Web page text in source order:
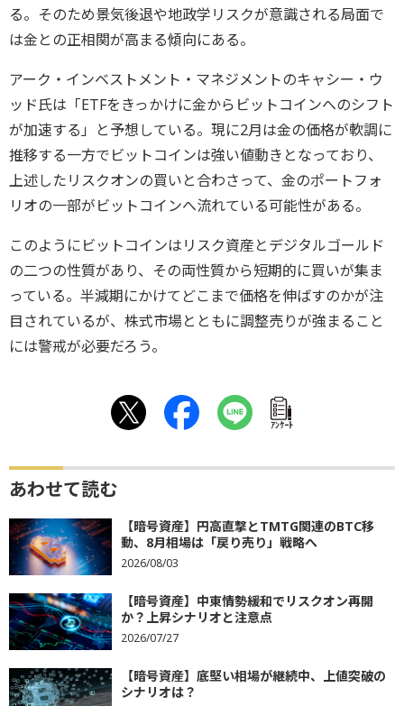
る。そのため景気後退や地政学リスクが意識される局面で
は金との正相関が高まる傾向にある。
アーク・インベストメント・マネジメントのキャシー・ウ
ッド氏は「ETFをきっかけに金からビットコインへのシフト
が加速する」と予想している。現に2月は金の価格が軟調に
推移する一方でビットコインは強い値動きとなっており、
上述したリスクオンの買いと合わさって、金のポートフォ
リオの一部がビットコインへ流れている可能性がある。
このようにビットコインはリスク資産とデジタルゴールド
の二つの性質があり、その両性質から短期的に買いが集ま
っている。半減期にかけてどこまで価格を伸ばすのかが注
目されているが、株式市場とともに調整売りが強まること
には警戒が必要だろう。
ｱﾝｹｰﾄ
あわせて読む
【暗号資産】円高直撃とTMTG関連のBTC移
動、8月相場は「戻り売り」戦略へ
2026/08/03
【暗号資産】中東情勢緩和でリスクオン再開
か？上昇シナリオと注意点
2026/07/27
【暗号資産】底堅い相場が継続中、上値突破の
シナリオは？